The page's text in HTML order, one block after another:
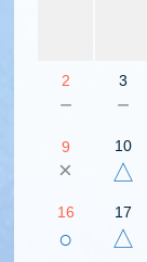
2
－
3
－
9
×
10
△
16
○
17
△